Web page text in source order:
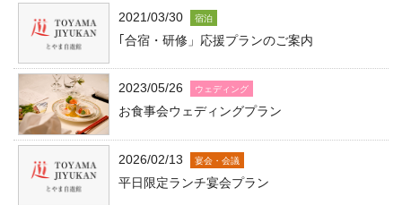
2021/03/30 宿泊
｢合宿・研修」応援プランのご案内
2023/05/26 ウェディング
お食事会ウェディングプラン
2026/02/13 宴会・会議
平日限定ランチ宴会プラン